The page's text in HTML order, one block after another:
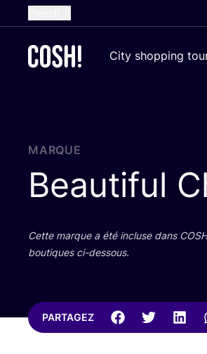
Dutch
Croatian
City shopping
MARQUE
Beautiful
Cette marque a été incluse dans COSH
bou­tiques ci-dessous.
PARTAGEZ